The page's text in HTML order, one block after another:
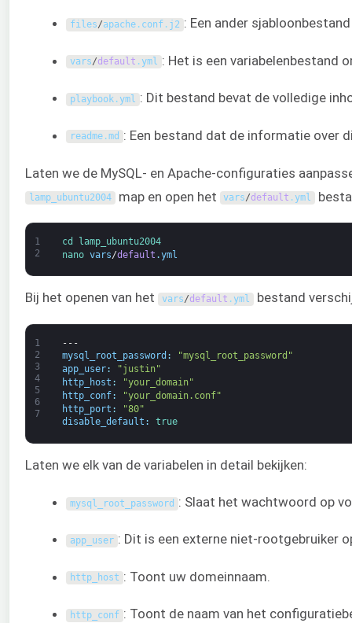
files/apache. conf. j2 : Een ander
vars/default .yml : Het is een variabelenbestand
playbook.yml : Dit bestand bevat de volledige
readme.md : Een bestand dat de informatie over
Laten we de MySQL- en Apache-configuraties
lamp_ubuntu2004 map en open het vars/default .yml
1
2
cd
lamp_ubuntu2004
nano vars/default .yml
Bij het openen van het vars/default .yml bestand
1
2
3
4
5
6
7
---
mysql_root_password :
"mysql_root_password"
app_user:
"justin"
http_host :
"your_domain"
http_conf:
"your_domain.conf"
http_port :
"80"
disable_default : true
Laten we elk van de variabelen in detail bekijken:
mysql_root_password : Slaat het wachtwoord op
app_user : Dit is een externe niet-rootgebruiker
http_host : Toont uw domeinnaam.
http_conf : Toont de naam van het